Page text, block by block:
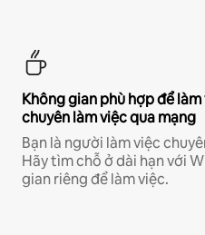
Không gian phù hợp để
chuyên làm việc qua mạng
Bạn là người làm việc
Hãy tìm chỗ ở dài hạn với
gian riêng để làm việc.